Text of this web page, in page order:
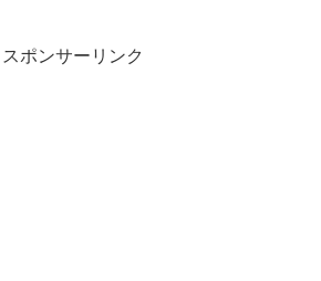
スポンサーリンク